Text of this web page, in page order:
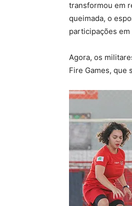
transformou em
queimada, o
participações
Agora, os
Fire Games, que